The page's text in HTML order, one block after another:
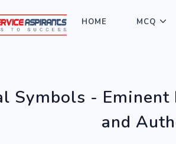
HOME MCQ
Symbols -
and